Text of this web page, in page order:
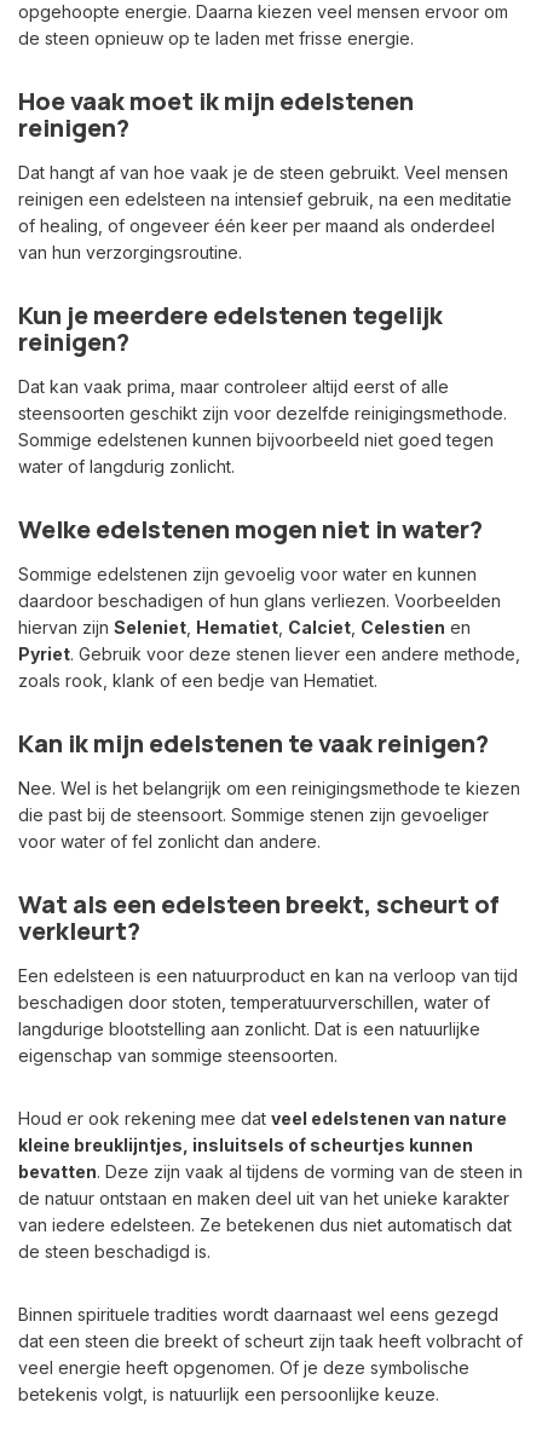
opgehoopte energie. Daarna kiezen veel mensen ervoor om
de steen opnieuw op te laden met frisse energie.
Hoe vaak moet ik mijn edelstenen
reinigen?
Dat hangt af van hoe vaak je de steen gebruikt. Veel mensen
reinigen een edelsteen na intensief gebruik, na een meditatie
of healing, of ongeveer één keer per maand als onderdeel
van hun verzorgingsroutine.
Kun je meerdere edelstenen tegelijk
reinigen?
Dat kan vaak prima, maar controleer altijd eerst of alle
steensoorten geschikt zijn voor dezelfde reinigingsmethode.
Sommige edelstenen kunnen bijvoorbeeld niet goed tegen
water of langdurig zonlicht.
Welke edelstenen mogen niet in water?
Sommige edelstenen zijn gevoelig voor water en kunnen
daardoor beschadigen of hun glans verliezen. Voorbeelden
hiervan zijn Seleniet Hematiet Calciet Celestien en
Pyriet. Gebruik voor deze stenen liever een andere methode,
zoals rook, klank of een bedje van Hematiet.
Kan ik mijn edelstenen te vaak reinigen?
Nee. Wel is het belangrijk om een reinigingsmethode te kiezen
die past bij de steensoort. Sommige stenen zijn gevoeliger
voor water of fel zonlicht dan andere.
Wat als een edelsteen breekt, scheurt of
verkleurt?
Een edelsteen is een natuurproduct en kan na verloop van tijd
beschadigen door stoten, temperatuurverschillen, water of
langdurige blootstelling aan zonlicht. Dat is een natuurlijke
eigenschap van sommige steensoorten.
Houd er ook rekening mee dat veel edelstenen van nature
kleine breuklijntjes, insluitsels of scheurtjes kunnen
bevatten. Deze zijn vaak al tijdens de vorming van de steen in
de natuur ontstaan en maken deel uit van het unieke karakter
van iedere edelsteen. Ze betekenen dus niet automatisch dat
de steen beschadigd is.
Binnen spirituele tradities wordt daarnaast wel eens gezegd
dat een steen die breekt of scheurt zijn taak heeft volbracht of
veel energie heeft opgenomen. Of je deze symbolische
betekenis volgt, is natuurlijk een persoonlijke keuze.